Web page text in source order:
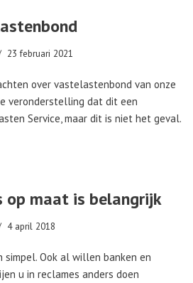
23 februari 2021
over vastelastenbond van onze
veronderstelling dat dit een
Service, maar dit is niet het geval.
op maat is belangrijk
4 april 2018
simpel. Ook al willen banken en
u in reclames anders doen